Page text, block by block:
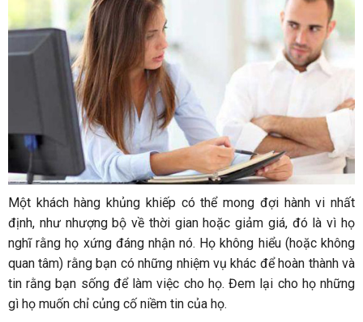
Một khách hàng khủng khiếp có thể mong đợi hành vi nhất
định, như nhượng bộ về thời gian hoặc giảm giá, đó là vì họ
nghĩ rằng họ xứng đáng nhận nó. Họ không hiểu (hoặc không
quan tâm) rằng bạn có những nhiệm vụ khác để hoàn thành và
tin rằng bạn sống để làm việc cho họ. Đem lại cho họ những
gì họ muốn chỉ củng cố niềm tin của họ.